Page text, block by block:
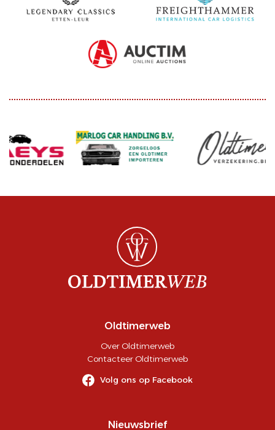
Oldtimerweb
Over Oldtimerweb
Contacteer Oldtimerweb
Volg ons op Facebook
Nieuwsbrief